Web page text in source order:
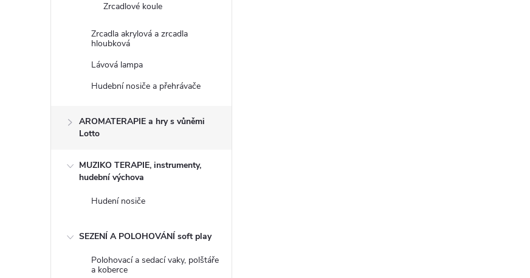
Zrcadlové koule
Zrcadla akrylová a zrcadla
hloubková
Lávová lampa
Hudební nosiče a přehrávače
AROMATERAPIE a hry s vůněmi
Lotto
MUZIKO TERAPIE, instrumenty,
hudební výchova
Hudení nosiče
SEZENÍ A POLOHOVÁNÍ soft play
Polohovací a sedací vaky, polštáře
a koberce